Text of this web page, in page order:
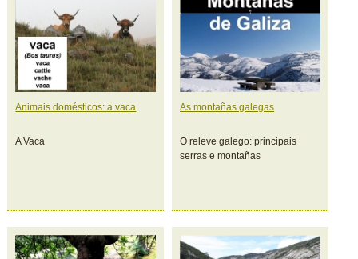
Animais domésticos: a vaca
A Vaca
As montañas galegas
O releve galego: principais
serras e montañas